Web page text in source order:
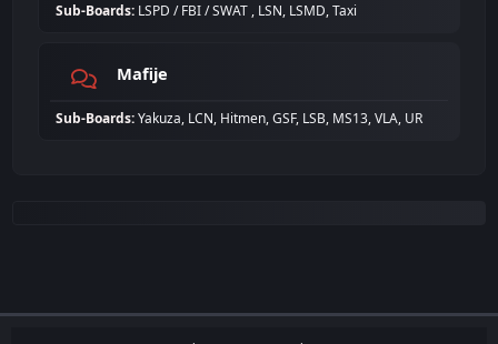
Sub-Boards LSPD / FBI / SWAT LSN LSMD Taxi
Mafije
Sub-Boards Yakuza LCN Hitmen GSF LSB MS13 VLA UR